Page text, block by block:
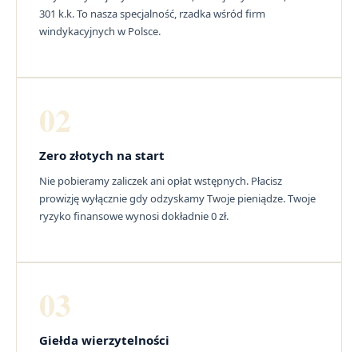
301 k.k. To nasza specjalność, rzadka wśród firm
windykacyjnych w Polsce.
02
Zero złotych na start
Nie pobieramy zaliczek ani opłat wstępnych. Płacisz
prowizję wyłącznie gdy odzyskamy Twoje pieniądze. Twoje
ryzyko finansowe wynosi dokładnie 0 zł.
03
Giełda wierzytelności